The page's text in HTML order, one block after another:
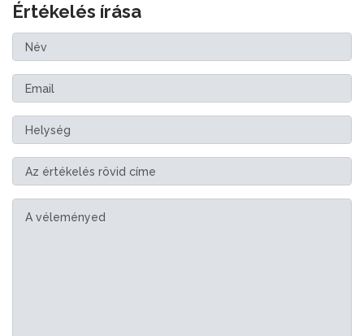
Értékelés írása